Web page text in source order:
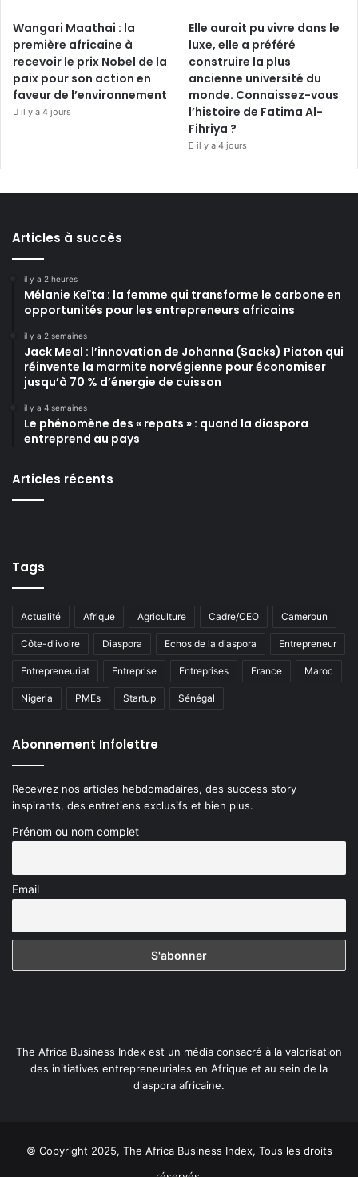
Wangari Maathai : la
première africaine à
recevoir le prix Nobel de la
paix pour son action en
faveur de l’environnement
il y a 4 jours
Elle aurait pu vivre dans le
luxe, elle a préféré
construire la plus
ancienne université du
monde. Connaissez-vous
l’histoire de Fatima Al-
Fihriya ?
il y a 4 jours
Articles à succès
il y a 2 heures
Mélanie Keïta : la femme qui transforme le carbone en
opportunités pour les entrepreneurs africains
il y a 2 semaines
Jack Meal : l’innovation de Johanna (Sacks) Piaton qui
réinvente la marmite norvégienne pour économiser
jusqu’à 70 % d’énergie de cuisson
il y a 4 semaines
Le phénomène des « repats » : quand la diaspora
entreprend au pays
Articles récents
Tags
Actualité Afrique Agriculture Cadre/CEO Cameroun
Côte-d'ivoire Diaspora Echos de la diaspora Entrepreneur
Entrepreneuriat Entreprise Entreprises France Maroc
Nigeria PMEs Startup Sénégal
Abonnement Infolettre
Recevrez nos articles hebdomadaires, des success story
inspirants, des entretiens exclusifs et bien plus.
Prénom ou nom complet
Email
The Africa Business Index est un média consacré à la valorisation
des initiatives entrepreneuriales en Afrique et au sein de la
diaspora africaine.
© Copyright 2025, The Africa Business Index, Tous les droits